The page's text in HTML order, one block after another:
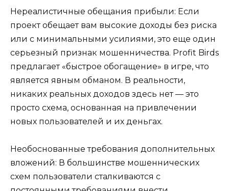
Нереалистичные обещания прибыли: Если
проект обещает вам высокие доходы без риска
или с минимальными усилиями, это еще один
серьезный признак мошенничества. Profit Birds
предлагает «быстрое обогащение» в игре, что
является явным обманом. В реальности,
никаких реальных доходов здесь нет — это
просто схема, основанная на привлечении
новых пользователей и их деньгах.
Необоснованные требования дополнительных
вложений: В большинстве мошеннических
схем пользователи сталкиваются с